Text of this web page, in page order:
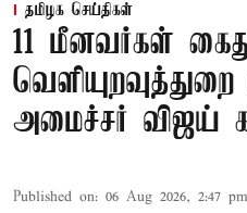
தமிழக செய்திகள்
11 மீனவர்கள்
வெளியுறவுத்துறை
அமைச்சர் விஜய்
Published on: 06 Aug 2026, 2:47 pm